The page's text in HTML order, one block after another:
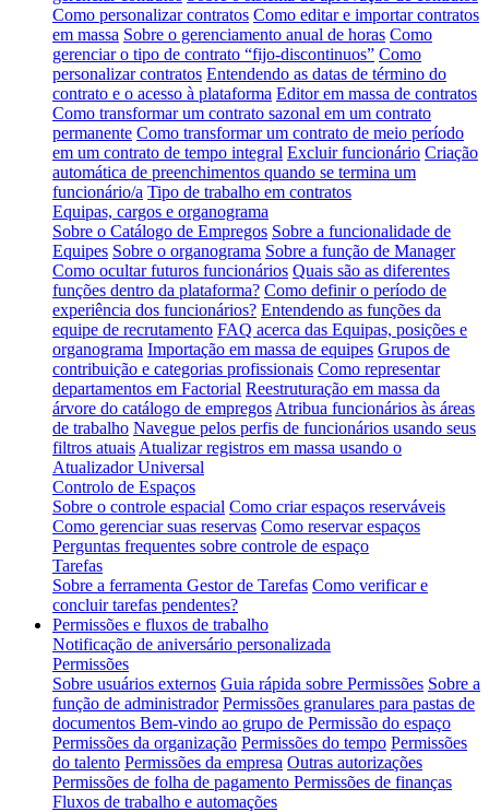
Como personalizar contratos Como editar e importar contratos
em massa Sobre o gerenciamento anual de horas Como
gerenciar o tipo de contrato “fijo-discontinuos” Como
personalizar contratos Entendendo as datas de término do
contrato e o acesso à plataforma Editor em massa de contratos
Como transformar um contrato sazonal em um contrato
permanente Como transformar um contrato de meio período
em um contrato de tempo integral Excluir funcionário Criação
automática de preenchimentos quando se termina um
funcionário/a Tipo de trabalho em contratos
Equipas, cargos e organograma
Sobre o Catálogo de Empregos Sobre a funcionalidade de
Equipes Sobre o organograma Sobre a função de Manager
Como ocultar futuros funcionários Quais são as diferentes
funções dentro da plataforma? Como definir o período de
experiência dos funcionários? Entendendo as funções da
equipe de recrutamento FAQ acerca das Equipas, posições e
organograma Importação em massa de equipes Grupos de
contribuição e categorias profissionais Como representar
departamentos em Factorial Reestruturação em massa da
árvore do catálogo de empregos Atribua funcionários às áreas
de trabalho Navegue pelos perfis de funcionários usando seus
filtros atuais Atualizar registros em massa usando o
Atualizador Universal
Controlo de Espaços
Sobre o controle espacial Como criar espaços reserváveis
Como gerenciar suas reservas Como reservar espaços
Perguntas frequentes sobre controle de espaço
Tarefas
Sobre a ferramenta Gestor de Tarefas Como verificar e
concluir tarefas pendentes?
Permissões e fluxos de trabalho
Notificação de aniversário personalizada
Permissões
Sobre usuários externos Guia rápida sobre Permissões Sobre a
função de administrador Permissões granulares para pastas de
documentos Bem-vindo ao grupo de Permissão do espaço
Permissões da organização Permissões do tempo Permissões
do talento Permissões da empresa Outras autorizações
Permissões de folha de pagamento Permissões de finanças
Fluxos de trabalho e automações